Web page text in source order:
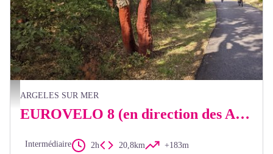
OTI
ARGELES SUR MER
EUROVELO 8 (en direction des Albères -> Le Boulou)
Intermédiaire 2h 20,8km +183m